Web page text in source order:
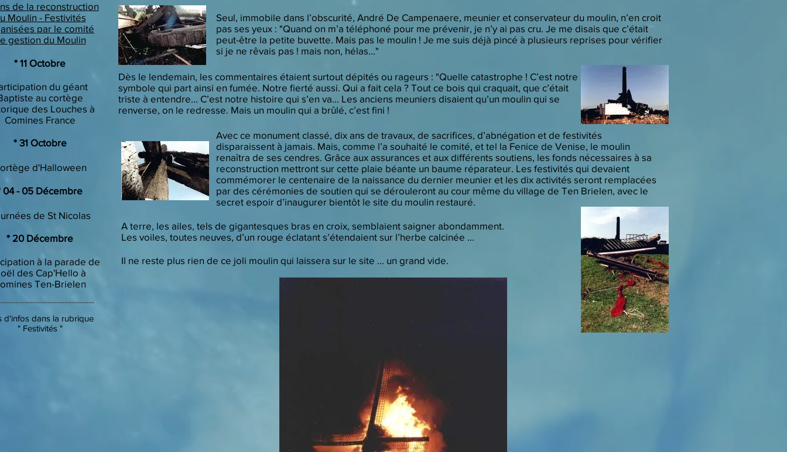
Seul, immobile dans l’obscurité, André De Campenaere, meunier et conservateur du moulin, n’en croit
pas ses yeux : "Quand on m’a téléphoné pour me prévenir, je n’y ai pas cru. Je me disais que c’était
peut-être la petite buvette. Mais pas le moulin ! Je me suis déjà pincé à plusieurs reprises pour vérifier
si je ne rêvais pas ! mais non, hélas..."
Dès le lendemain, les commentaires étaient surtout dépités ou rageurs : "Quelle catastrophe ! C’est notre
symbole qui part ainsi en fumée. Notre fierté aussi. Qui a fait cela ? Tout ce bois qui craquait, que c’était
triste à entendre... C’est notre histoire qui s’en va... Les anciens meuniers disaient qu’un moulin qui se
renverse, on le redresse. Mais un moulin qui a brûlé, c’est fini !
A terre, les ailes, tels de gigantesques bras en croix, semblaient saigner abondamment.
Les voiles, toutes neuves, d’un rouge éclatant s’étendaient sur l’herbe calcinée ...
Il ne reste plus rien de ce joli moulin qui laissera sur le site ... un grand vide.
Avec ce monument classé, dix ans de travaux, de sacrifices, d’abnégation et de festivités
disparaissent à jamais. Mais, comme l’a souhaité le comité, et tel la Fenice de Venise, le moulin
renaîtra de ses cendres. Grâce aux assurances et aux différents soutiens, les fonds nécessaires à sa
reconstruction mettront sur cette plaie béante un baume réparateur. Les festivités qui devaient
commémorer le centenaire de la naissance du dernier meunier et les dix activités seront remplacées
par des cérémonies de soutien qui se dérouleront au cour même du village de Ten Brielen, avec le
secret espoir d’inaugurer bientôt le site du moulin restauré.
de la reconstruction
Moulin - Festivités
par le comité
gestion du Moulin
* 11 Octobre
du géant
au cortège
des Louches à
Comines France
​* 31 Octobre
d'Halloween
04 - 05 Décembre
de St Nicolas
​* 20 Décembre
à la parade de
des Cap'Hello à
Ten-Brielen
d'infos dans la rubrique
" Festivités "